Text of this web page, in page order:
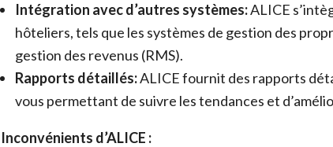
Intégration avec d’autres systèmes:ALICE
hôteliers, tels que les systèmes de gestion des
gestion des revenus (RMS).
Rapports détaillés:ALICE fournit des rapports
vous permettant de suivre les tendances et
Inconvénients d’ALICE :